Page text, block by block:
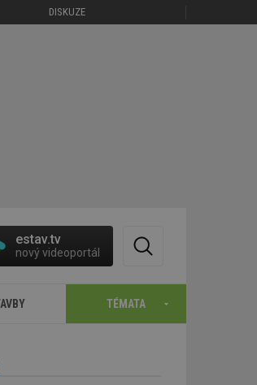
DISKUZE
estav.tv
nový videoportál
TÉMATA